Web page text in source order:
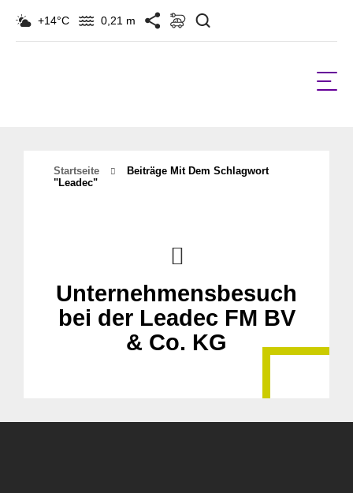
+14°C 0,21 m
Startseite
Beiträge Mit Dem Schlagwort
"leadec"
Unternehmensbesuch
bei der Leadec FM BV
& Co. KG